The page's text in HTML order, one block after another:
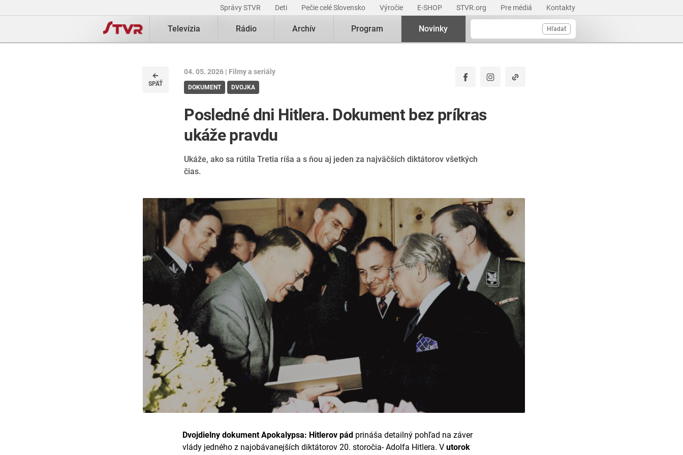
Správy STVR Deti Pečie celé Slovensko Výročie E-SHOP STVR.org Pre médiá Kontakty
Hľadať
Televízia Rádio Archív Program Novinky
SPÄŤ
04. 05. 2026 | Filmy a seriály
DOKUMENT DVOJKA
Posledné dni Hitlera. Dokument bez príkras
ukáže pravdu
Ukáže, ako sa rútila Tretia ríša a s ňou aj jeden za najväčších diktátorov všetkých
čias.
Dvojdielny dokument Apokalypsa: Hitlerov pádprináša detailný pohľad na záver
vlády jedného z najobávanejších diktátorov 20. storočia- Adolfa Hitlera. Vutorok